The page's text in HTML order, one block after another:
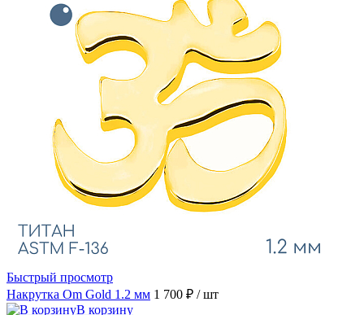
Быстрый просмотр
Накрутка Om Gold 1.2 мм 1 700 ₽ / шт
В корзину